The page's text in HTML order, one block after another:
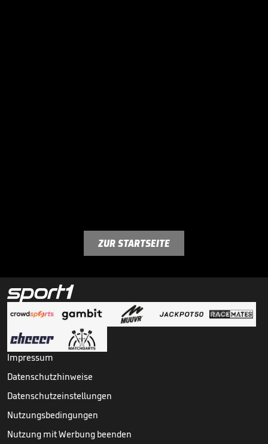
ZUR STARTSEITE
Impressum
Datenschutzhinweise
Datenschutzeinstellungen
Nutzungsbedingungen
Nutzung mit Werbung beenden